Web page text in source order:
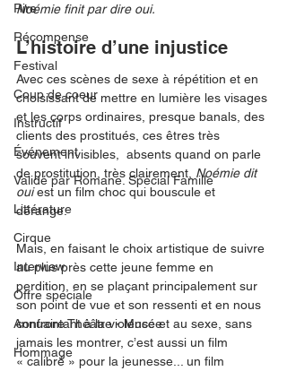
Rire
Récompense
Festival
Coup de coeur
Instructif
Événement
Validé par Romane. Spécial Famille
Littérature
Cirque
Interview
Offre spéciale
Annuaire Théâtre - Musée
Hommage
Noémie finit par dire oui.
L’histoire d’une injustice
Avec ces scènes de sexe à répétition et en
choisissant de mettre en lumière les visages
et les corps ordinaires, presque banals, des
clients des prostitués, ces êtres très
souvent invisibles,  absents quand on parle
de prostitution, très clairement, Noémie dit
oui est un film choc qui bouscule et
dérange.
Mais, en faisant le choix artistique de suivre
au plus près cette jeune femme en
perdition, en se plaçant principalement sur
son point de vue et son ressenti et en nous
confrontant à la violence et au sexe, sans
jamais les montrer, c’est aussi un film
« calibré » pour la jeunesse... un film